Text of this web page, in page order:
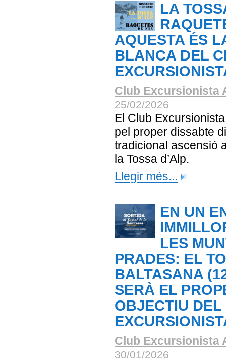
LA
AQUESTA ÉS
BLANCA DEL
Club Excursionista
25/02/2026
El Club
pel proper dissabte
tradicional ascensió
la Tossa d’Alp.
Llegir més...
EN UN
LES
PRADES: EL
BALTASANA
SERÀ EL
OBJECTIU
Club Excursionista
30/01/2026